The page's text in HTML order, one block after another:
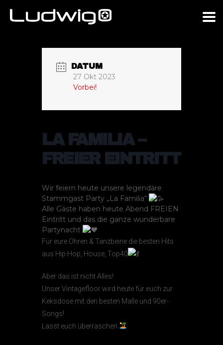
DATUM
27 Okt 2023
Vorbei!
LA FAMILIA –
FREIER EINTRITT
Wir feiern heute unsere legendäre
Stammgast Party „La Familia“
Alle Gäste haben heute Abend FREIEN
Eintritt und das die ganze wunderbare
Partynacht
Für eure Ohren & Tanzbeine die besten Hits
aus Hip Hop, House, Top40
Aber das ist nicht Alles!
Unser Vintagefloor wird heute für euch zur
Keksdose mit den besten Malle und 90er-
Songs!
Lasst euch überraschen